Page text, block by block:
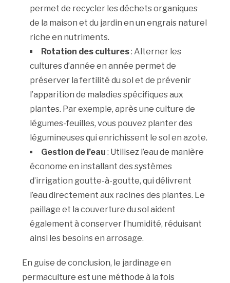
permet de recycler les déchets organiques
de la maison et du jardin en un engrais naturel
riche en nutriments.
Rotation des cultures: Alterner les
cultures d’année en année permet de
préserver la fertilité du sol et de prévenir
l’apparition de maladies spécifiques aux
plantes. Par exemple, après une culture de
légumes-feuilles, vous pouvez planter des
légumineuses qui enrichissent le sol en azote.
Gestion de l’eau : Utilisez l’eau de manière
économe en installant des systèmes
d’irrigation goutte-à-goutte, qui délivrent
l’eau directement aux racines des plantes. Le
paillage et la couverture du sol aident
également à conserver l’humidité, réduisant
ainsi les besoins en arrosage.
En guise de conclusion, le jardinage en
permaculture est une méthode à la fois